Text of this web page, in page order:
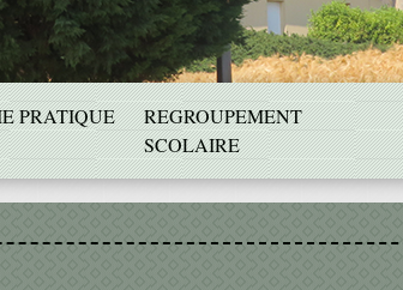
PRATIQUE
REGROUPEMENT
SCOLAIRE